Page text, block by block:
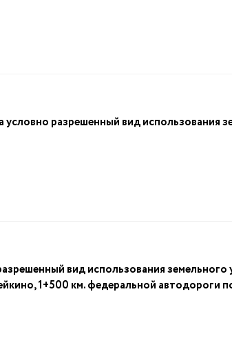
разрешенный вид использования
вид использования земельного
1+500 км. федеральной автодороги